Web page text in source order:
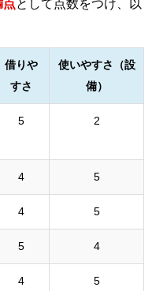
点として点数をつけ、以
借りや
すさ
使いやすさ（設
備）
5 2
4 5
4 5
5 4
4 5